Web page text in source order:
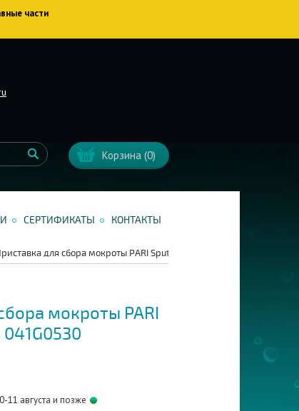
части
Корзина(0)
СЕРТИФИКАТЫ КОНТАКТЫ
для сбора мокроты PARI Sputumfale арт. 041G0530
мокроты PARI
11 августа и позже